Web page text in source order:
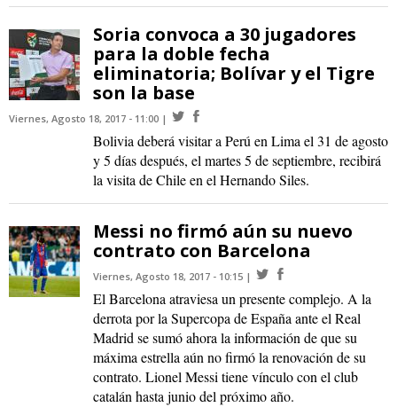
Soria convoca a 30 jugadores
para la doble fecha
eliminatoria; Bolívar y el Tigre
son la base
Viernes, Agosto 18, 2017 - 11:00
Bolivia deberá visitar a Perú en Lima el 31 de agosto
y 5 días después, el martes 5 de septiembre, recibirá
la visita de Chile en el Hernando Siles.
Messi no firmó aún su nuevo
contrato con Barcelona
Viernes, Agosto 18, 2017 - 10:15
El Barcelona atraviesa un presente complejo. A la
derrota por la Supercopa de España ante el Real
Madrid se sumó ahora la información de que su
máxima estrella aún no firmó la renovación de su
contrato. Lionel Messi tiene vínculo con el club
catalán hasta junio del próximo año.